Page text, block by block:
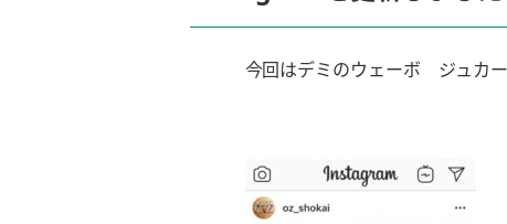
今回はデミのウェーボ ジュカ